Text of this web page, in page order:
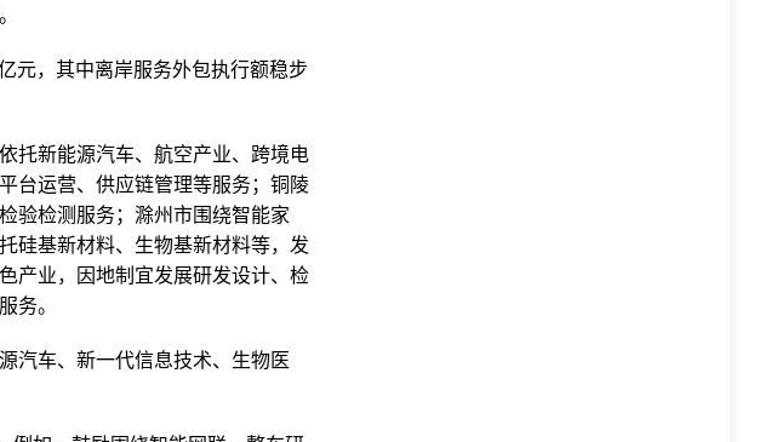
元，其中离岸服务外包执行额稳步
托新能源汽车、航空产业、跨境电
台运营、供应链管理等服务；铜陵
验检测服务；滁州市围绕智能家
硅基新材料、生物基新材料等，发
产业，因地制宜发展研发设计、检
务。
汽车、新一代信息技术、生物医